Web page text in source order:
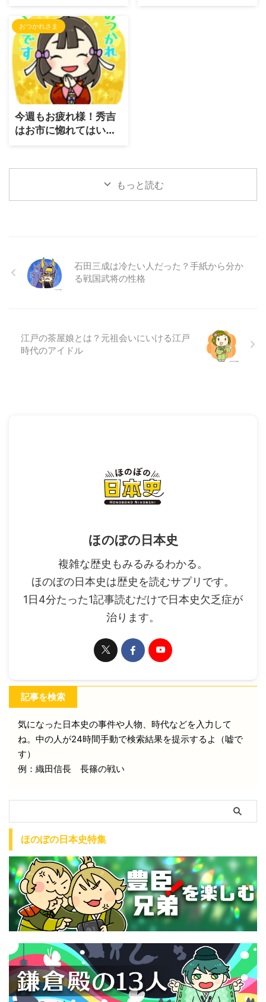
信
おつかれさま
今週もお疲れ様！秀吉
はお市に惚れてはいな
い理由
もっと読む
石田三成は冷たい人だった？手紙から分か
る戦国武将の性格
江戸の茶屋娘とは？元祖会いにいける江戸
時代のアイドル
ほのぼの日本史
複雑な歴史もみるみるわかる。
ほのぼの日本史は歴史を読むサプリです。
1日4分たった1記事読むだけで日本史欠乏症が
治ります。
記事を検索
気になった日本史の事件や人物、時代などを入力して
ね。中の人が24時間手動で検索結果を提示するよ（嘘で
す）
例：織田信長 長篠の戦い
ほのぼの日本史特集